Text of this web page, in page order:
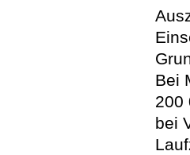
Bei
200
bei